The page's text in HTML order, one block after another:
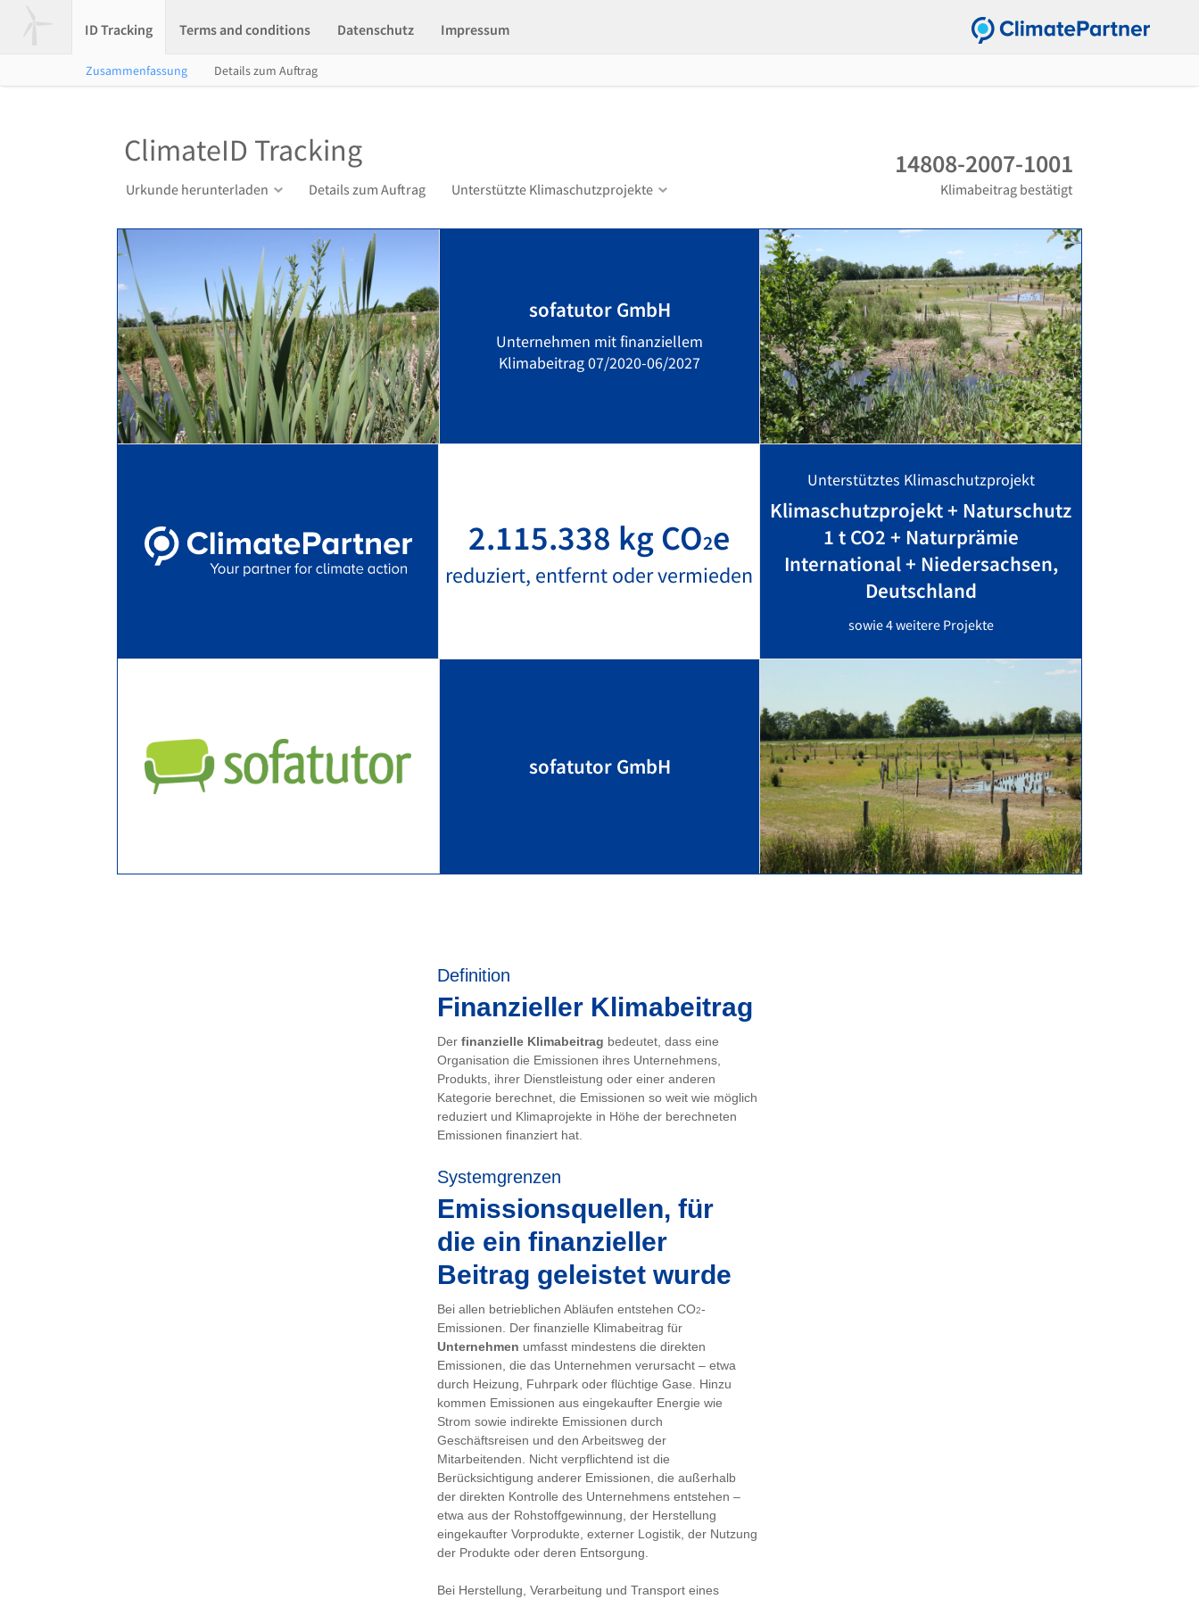
ID Tracking Terms and conditions Datenschutz Impressum
Zusammenfassung Details zum Auftrag
ClimateID Tracking
Urkunde herunterladen Details zum Auftrag Unterstützte Klimaschutzprojekte
14808-2007-1001
Klimabeitrag bestätigt
sofatutor GmbH
Unternehmen mit finanziellem
Klimabeitrag 07/2020-06/2027
2.115.338 kg CO2e
reduziert, entfernt oder vermieden
Unterstütztes Klimaschutzprojekt
Klimaschutzprojekt + Naturschutz
1 t CO2 + Naturprämie
International + Niedersachsen,
Deutschland
sowie 4 weitere Projekte
sofatutor GmbH
Definition
Finanzieller Klimabeitrag
Der finanzielle Klimabeitrag bedeutet, dass eine
Organisation die Emissionen ihres Unternehmens,
Produkts, ihrer Dienstleistung oder einer anderen
Kategorie berechnet, die Emissionen so weit wie möglich
reduziert und Klimaprojekte in Höhe der berechneten
Emissionen finanziert hat.
Systemgrenzen
Emissionsquellen, für
die ein finanzieller
Beitrag geleistet wurde
Bei allen betrieblichen Abläufen entstehen CO2-
Emissionen. Der finanzielle Klimabeitrag für
Unternehmen umfasst mindestens die direkten
Emissionen, die das Unternehmen verursacht – etwa
durch Heizung, Fuhrpark oder flüchtige Gase. Hinzu
kommen Emissionen aus eingekaufter Energie wie
Strom sowie indirekte Emissionen durch
Geschäftsreisen und den Arbeitsweg der
Mitarbeitenden. Nicht verpflichtend ist die
Berücksichtigung anderer Emissionen, die außerhalb
der direkten Kontrolle des Unternehmens entstehen –
etwa aus der Rohstoffgewinnung, der Herstellung
eingekaufter Vorprodukte, externer Logistik, der Nutzung
der Produkte oder deren Entsorgung.
Bei Herstellung, Verarbeitung und Transport eines